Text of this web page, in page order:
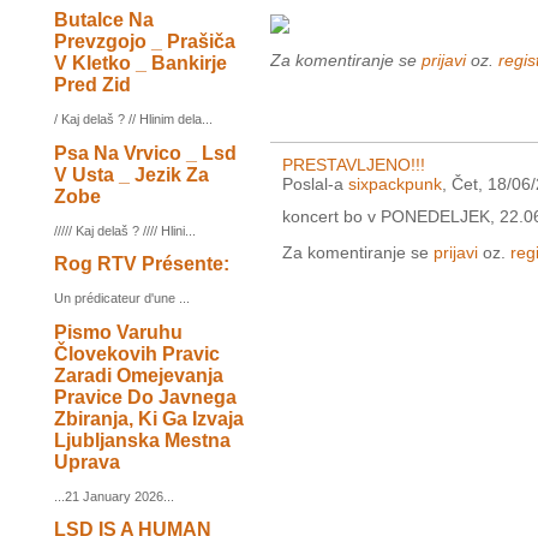
Butalce Na
Prevzgojo _ Prašiča
V Kletko _ Bankirje
Pred Zid
/ Kaj delaš ? // Hlinim dela...
Psa Na Vrvico _ Lsd
V Usta _ Jezik Za
Zobe
///// Kaj delaš ? //// Hlini...
Rog RTV Présente:
Un prédicateur d'une ...
Pismo Varuhu
Človekovih Pravic
Zaradi Omejevanja
Pravice Do Javnega
Zbiranja, Ki Ga Izvaja
Ljubljanska Mestna
Uprava
...21 January 2026...
LSD IS A HUMAN
Za komentiranje se prijavioz.
PRESTAVLJENO!!!
Poslal-a sixpackpunk, Čet, 18/
koncert bo v PONEDELJEK,
Za komentiranje se prijavi oz.